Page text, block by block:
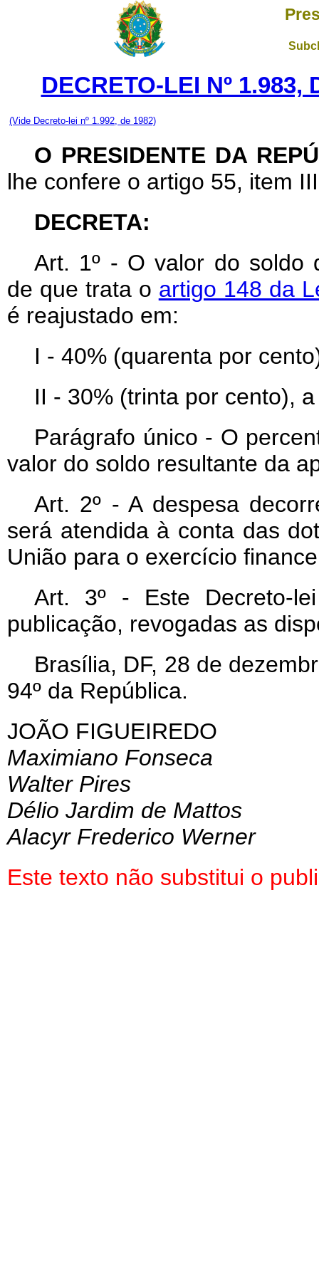
DECRETO-LEI Nº 1.983,
(Vide Decreto-lei nº 1.992, de 1982)
O PRESIDENTE DA
lhe confere o artigo 55, item
DECRETA:
Art. 1º - O valor do soldo
de que trata o artigo 148 da
é reajustado em:
I - 40% (quarenta por
II - 30% (trinta por cento),
Parágrafo único - O
valor do soldo resultante da
Art. 2º - A despesa
será atendida à conta das
União para o exercício
Art. 3º - Este Decreto-
publicação, revogadas as
Brasília, DF, 28 de
94º da República.
JOÃO FIGUEIREDO
Maximiano Fonseca
Walter Pires
Délio Jardim de Mattos
Alacyr Frederico Werner
Este texto não substitui o